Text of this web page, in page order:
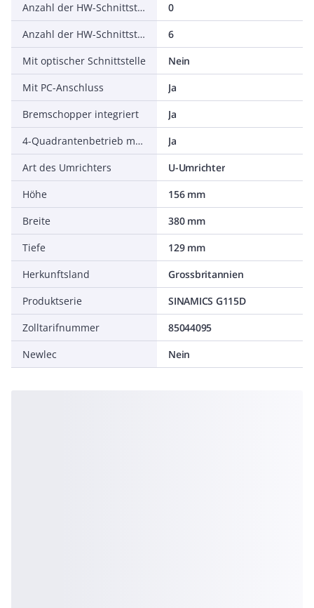
Anzahl der HW-Schnittstellen parallel
0
Anzahl der HW-Schnittstellen sonstige
6
Mit optischer Schnittstelle
Nein
Mit PC-Anschluss
Ja
Bremschopper integriert
Ja
4-Quadrantenbetrieb möglich
Ja
Art des Umrichters
U-Umrichter
Höhe
156 mm
Breite
380 mm
Tiefe
129 mm
Herkunftsland
Grossbritannien
Produktserie
SINAMICS G115D
Zolltarifnummer
85044095
Newlec
Nein